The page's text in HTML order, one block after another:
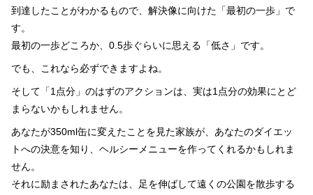
到達したことがわかるもので、解決像に向けた「最初の一歩」で
す。
最初の一歩どころか、0.5歩ぐらいに思える「低さ」です。
でも、これなら必ずできますよね。
そして「1点分」のはずのアクションは、実は1点分の効果にとど
まらないかもしれません。
あなたが350ml缶に変えたことを見た家族が、あなたのダイエッ
トへの決意を知り、ヘルシーメニューを作ってくれるかもしれま
せん。
それに励まされたあなたは、足を伸ばして遠くの公園を散歩する